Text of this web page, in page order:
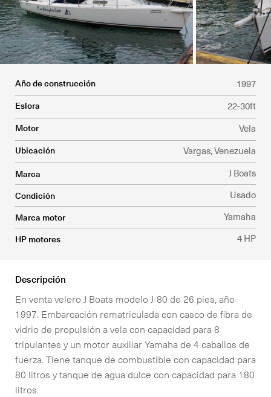
Marinas
Varaderos
Cotiza el seguro para tu embarcación
Tienda Náutica, compra ya!
Embajadores
Comparador
Idiomas
Español
English
Publicar embarcación
Año de construcción 1997
Eslora 22-30ft
Motor Vela
Ubicación Vargas, Venezuela
Marca J Boats
Condición Usado
Marca motor Yamaha
HP motores 4 HP
Descripción
En venta velero J Boats modelo J-80 de 26 pies, año
1997. Embarcación rematriculada con casco de fibra de
vidrio de propulsión a vela con capacidad para 8
tripulantes y un motor auxiliar Yamaha de 4 caballos de
fuerza. Tiene tanque de combustible con capacidad para
80 litros y tanque de agua dulce con capacidad para 180
litros.